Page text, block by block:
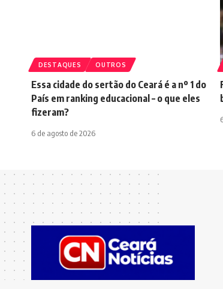
DESTAQUES OUTROS
Essa cidade do sertão do Ceará é a nº 1 do
País em ranking educacional – o que eles
fizeram?
6 de agosto de 2026